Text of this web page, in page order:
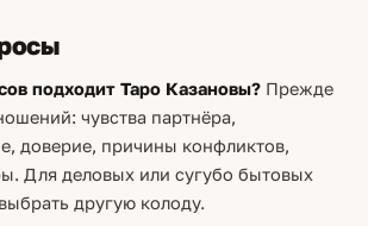
подходит Таро Казановы? Прежде
чувства партнёра,
доверие, причины конфликтов,
Для деловых или сугубо бытовых
другую колоду.